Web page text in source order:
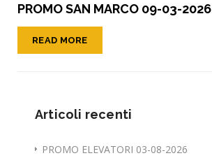
PROMO SAN MARCO 09-03-2026
READ MORE
Articoli recenti
PROMO ELEVATORI 03-08-2026